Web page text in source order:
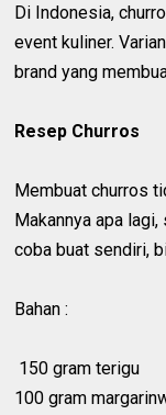
Di Indonesia,
event kuliner.
brand yang
Resep Churros
Membuat churros
Makannya apa
coba buat sendiri,
Bahan :
150 gram terigu
100 gram